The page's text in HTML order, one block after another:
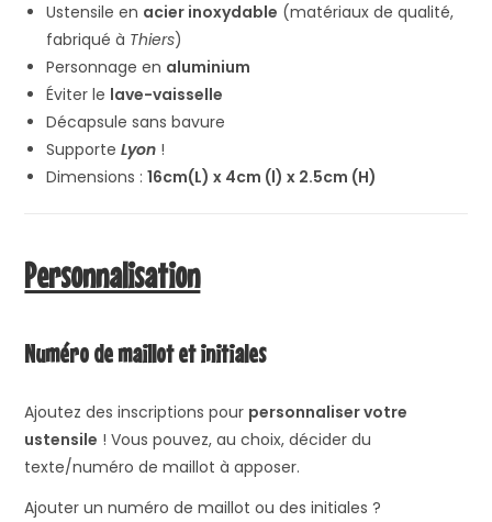
Ustensile en acier inoxydable (matériaux de qualité,
fabriqué à Thiers)
Personnage en aluminium
Éviter le lave-vaisselle
Décapsule sans bavure
SupporteLyon !
Dimensions :16cm(L) x 4cm (l) x 2.5cm (H)
Personnalisation
Numéro de maillot et initiales
Ajoutez des inscriptions pour personnaliser votre
ustensile ! Vous pouvez, au choix, décider du
texte/numéro de maillot à apposer.
Ajouter un numéro de maillot ou des initiales ?